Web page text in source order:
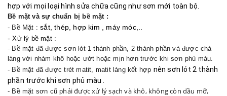
n
hợp với mọi loại hình sửa chữa cũng như sơn mới toàn bộ.
Bề mặt và sự chuẩn bị bề mặt :
- Bề Mặt :sắt, thép, hợp kim , máy móc,..
-Xử lý bề mặt :
- Bề mặt đã được sơn lót 1 thành phần, 2 thành phần và được chà
láng với nhám khô hoặc ướt hoặc mịn hơn trước khi sơn phủ màu.
- Bề mặt đã được trét matit, matit láng kết hợp nên sơn lót 2 thành
phần trước khi sơn phủ màu .
- Bề mặt sơn cũ phải được xử lý sạch và khô, không còn dầu mỡ,